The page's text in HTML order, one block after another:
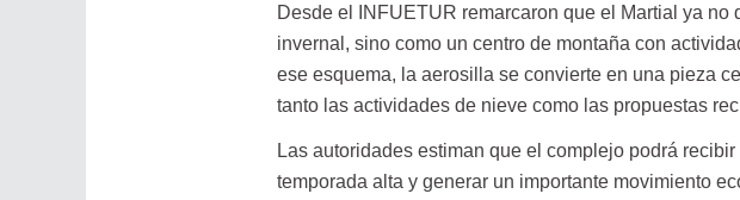
Desde el INFUETUR remarcaron que el Martial ya
invernal, sino como un centro de montaña con
ese esquema, la aerosilla se convierte en una pieza
tanto las actividades de nieve como las propuestas
Las autoridades estiman que el complejo podrá
temporada alta y generar un importante movimiento